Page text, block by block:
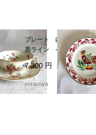
モ
フ
ィ
プレート にわとり
黒ライン イエローポ
イント 飾り皿 雄
鶏 リュネビル 19twm
22
7,300 円
soracoya